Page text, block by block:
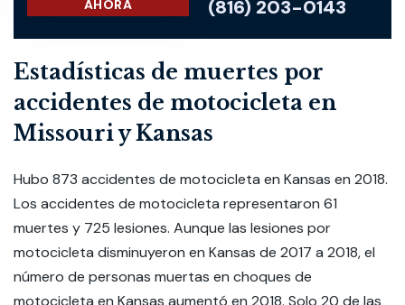
AHORA (816) 203-0143
Estadísticas de muertes por
accidentes de motocicleta en
Missouri y Kansas
Hubo 873 accidentes de motocicleta en Kansas en 2018.
Los accidentes de motocicleta representaron 61
muertes y 725 lesiones. Aunque las lesiones por
motocicleta disminuyeron en Kansas de 2017 a 2018, el
número de personas muertas en choques de
motocicleta en Kansas aumentó en 2018. Solo 20 de las